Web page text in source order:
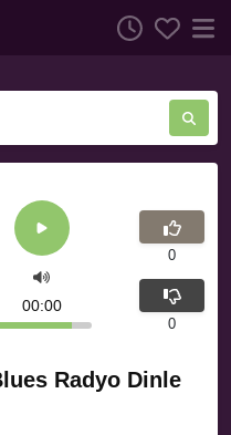
Radyo Dinle
00:00
0
0